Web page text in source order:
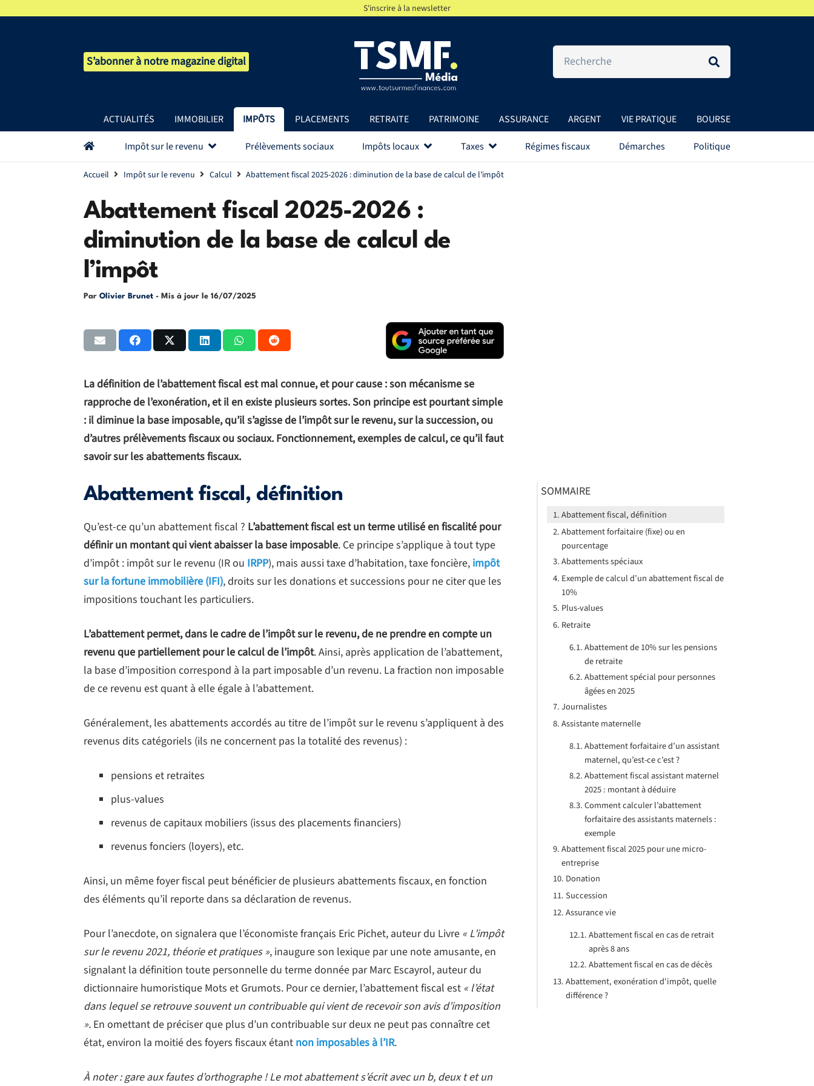
S'inscrire à la newsletter
S’abonner à notre magazine digital
ACTUALITÉS IMMOBILIER IMPÔTS PLACEMENTS RETRAITE PATRIMOINE ASSURANCE ARGENT VIE PRATIQUE BOURSE
Impôt sur le revenu Prélèvements sociaux Impôts locaux Taxes Régimes fiscaux Démarches Politique
Accueil Impôt sur le revenu Calcul Abattement fiscal 2025-2026 : diminution de la base de calcul de l’impôt
Abattement fiscal 2025-2026 :
diminution de la base de calcul de
l’impôt
Par Olivier Brunet - Mis à jour le 16/07/2025
La définition de l’abattement fiscal est mal connue, et pour cause : son mécanisme se
rapproche de l’exonération, et il en existe plusieurs sortes. Son principe est pourtant simple
: il diminue la base imposable, qu’il s’agisse de l’impôt sur le revenu, sur la succession, ou
d’autres prélèvements fiscaux ou sociaux. Fonctionnement, exemples de calcul, ce qu’il faut
savoir sur les abattements fiscaux.
Abattement fiscal, définition
Qu’est-ce qu’un abattement fiscal ? L’abattement fiscal est un terme utilisé en fiscalité pour
définir un montant qui vient abaisser la base imposable. Ce principe s’applique à tout type
d’impôt : impôt sur le revenu (IR ou IRPP), mais aussi taxe d’habitation, taxe foncière, impôt
sur la fortune immobilière (IFI), droits sur les donations et successions pour ne citer que les
impositions touchant les particuliers.
L’abattement permet, dans le cadre de l’impôt sur le revenu, de ne prendre en compte un
revenu que partiellement pour le calcul de l’impôt. Ainsi, après application de l’abattement,
la base d’imposition correspond à la part imposable d’un revenu. La fraction non imposable
de ce revenu est quant à elle égale à l’abattement.
Généralement, les abattements accordés au titre de l’impôt sur le revenu s’appliquent à des
revenus dits catégoriels (ils ne concernent pas la totalité des revenus) :
pensions et retraites
plus-values
revenus de capitaux mobiliers (issus des placements financiers)
revenus fonciers (loyers), etc.
Ainsi, un même foyer fiscal peut bénéficier de plusieurs abattements fiscaux, en fonction
des éléments qu’il reporte dans sa déclaration de revenus.
Pour l’anecdote, on signalera que l’économiste français Eric Pichet, auteur du Livre « L’impôt
sur le revenu 2021, théorie et pratiques », inaugure son lexique par une note amusante, en
signalant la définition toute personnelle du terme donnée par Marc Escayrol, auteur du
dictionnaire humoristique Mots et Grumots. Pour ce dernier, l’abattement fiscal est « l’état
dans lequel se retrouve souvent un contribuable qui vient de recevoir son avis d’imposition
». En omettant de préciser que plus d’un contribuable sur deux ne peut pas connaître cet
état, environ la moitié des foyers fiscaux étant non imposables à l’IR.
À noter : gare aux fautes d’orthographe ! Le mot abattement s’écrit avec un b, deux t et un
SOMMAIRE
Abattement fiscal, définition
Abattement forfaitaire (fixe) ou en
pourcentage
Abattements spéciaux
Exemple de calcul d’un abattement fiscal de
10%
Plus-values
Retraite
Abattement de 10% sur les pensions
de retraite
Abattement spécial pour personnes
âgées en 2025
Journalistes
Assistante maternelle
Abattement forfaitaire d’un assistant
maternel, qu’est-ce c’est ?
Abattement fiscal assistant maternel
2025 : montant à déduire
Comment calculer l’abattement
forfaitaire des assistants maternels :
exemple
Abattement fiscal 2025 pour une micro-
entreprise
Donation
Succession
Assurance vie
Abattement fiscal en cas de retrait
après 8 ans
Abattement fiscal en cas de décès
Abattement, exonération d'impôt, quelle
différence ?